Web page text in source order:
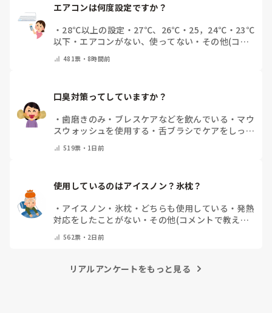
エアコンは何度設定ですか？
・ 28℃以上の設定 ・ 27℃、26℃ ・ 25，24℃ ・ 23℃
以下 ・ エアコンがない、使ってない ・ その他(コメ
481票・ 8時間前
口臭対策ってしていますか？
・歯磨きのみ ・ ブレスケアなどを飲んでいる ・ マウ
スウォッシュを使用する ・ 舌ブラシでケアをしっか
いない・その他（コメントで教えてください）
519票・ 1日前
使用しているのはアイスノン？氷枕？
・ アイスノン ・ 氷枕 ・ どちらも使用している ・ 発熱
対応をしたことがない ・ その他(コメントで教えて
562票・ 2日前
リアルアンケートをもっと見る